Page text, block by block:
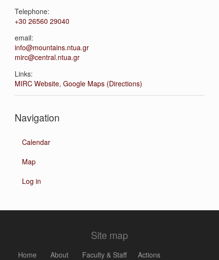
Telephone:
+30 26560 29040
email:
info@mountains.ntua.gr
mirc@central.ntua.gr
Links:
MIRC Website, Google Maps (Directions)
Navigation
Calendar
Map
Log in
Site map
Home About Faculty & Staff Actions